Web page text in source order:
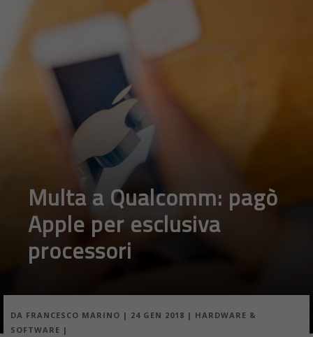
Multa a Qualcomm: pagò
Apple per esclusiva
processori
DA FRANCESCO MARINO | 24 GEN 2018 | HARDWARE &
SOFTWARE |